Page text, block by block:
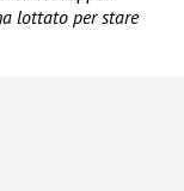
lottato per stare